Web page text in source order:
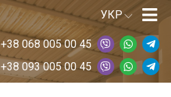
+38 068 005 00 45
+38 093 005 00 45